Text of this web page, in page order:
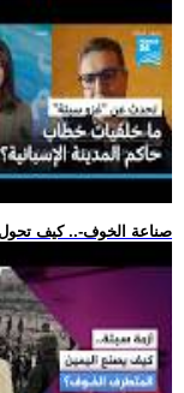
.. -صناعة الخوف-.. كيف